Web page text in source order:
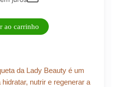
ao carrinho
da Lady Beauty é um
nutrir e regenerar a